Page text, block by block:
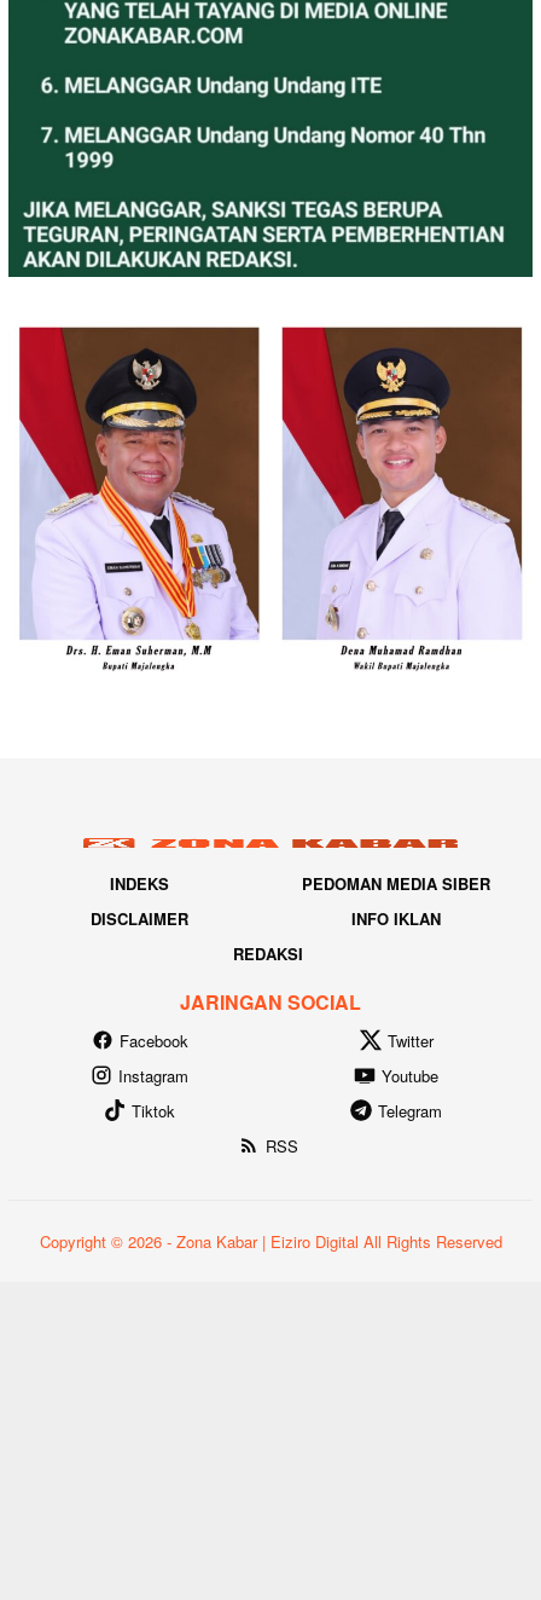
INDEKS
PEDOMAN MEDIA SIBER
DISCLAIMER
INFO IKLAN
REDAKSI
JARINGAN SOCIAL
Facebook
Twitter
Instagram
Youtube
Tiktok
Telegram
RSS
Copyright © 2026 - Zona Kabar | Eiziro Digital All Rights Reserved